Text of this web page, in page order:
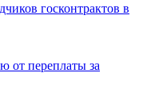
госконтрактов в
от переплаты за